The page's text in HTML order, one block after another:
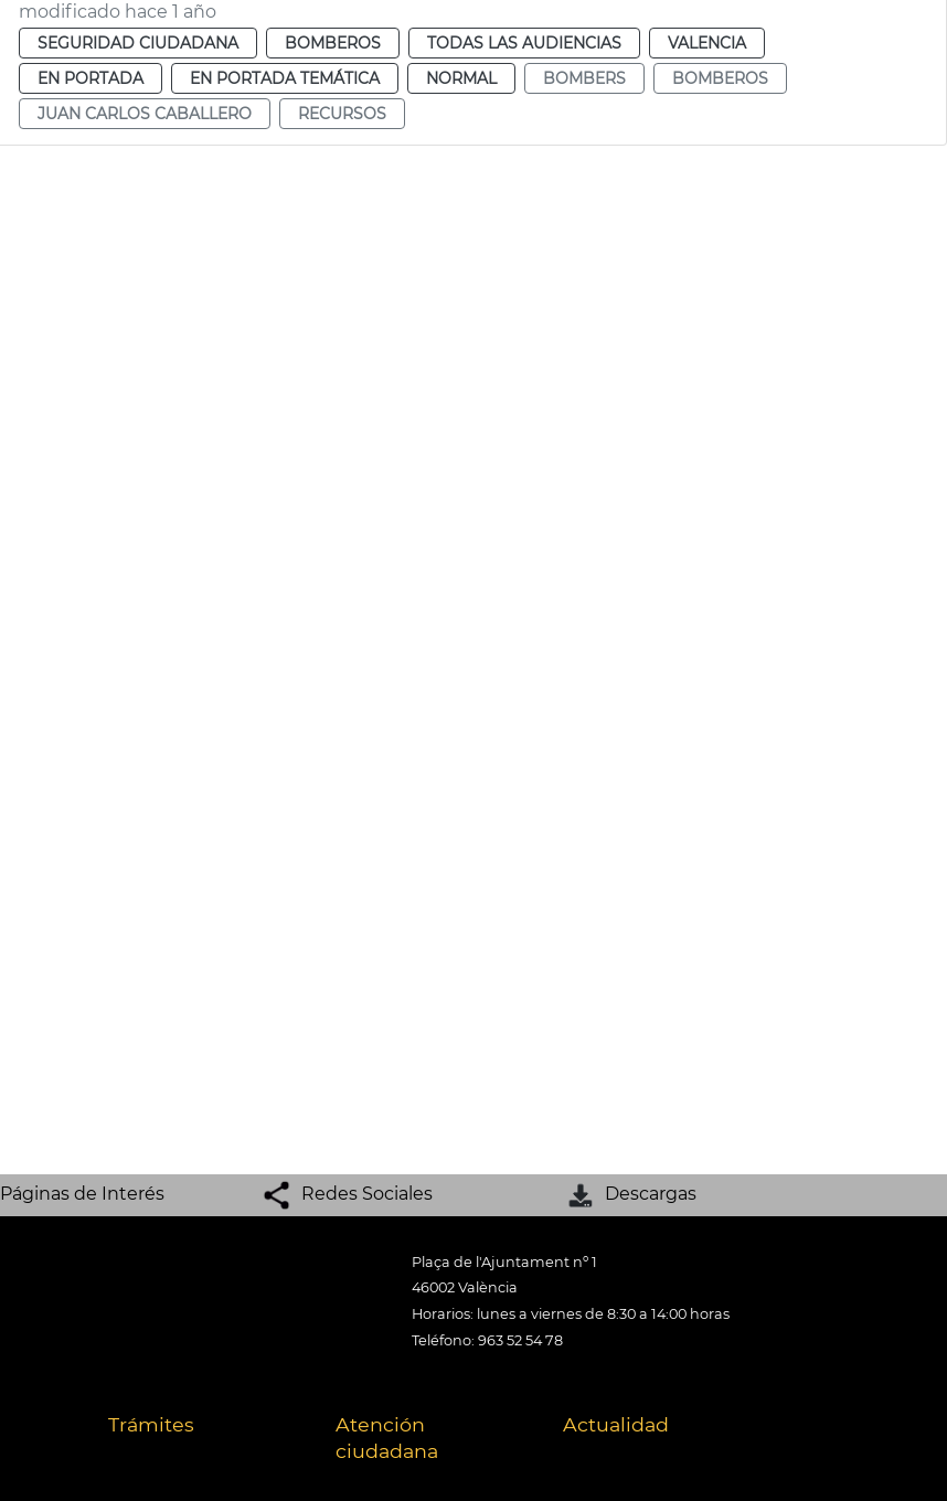
modificado hace 1 año
SEGURIDAD CIUDADANA BOMBEROS TODAS LAS AUDIENCIAS
VALENCIA
EN PORTADA
EN PORTADA TEMÁTICA NORMAL BOMBERS
BOMBEROS
JUAN CARLOS CABALLERO
RECURSOS
Páginas de Interés Redes Sociales Descargas
Plaça de l'Ajuntament nº 1
46002 València
Horarios: lunes a viernes de 8:30 a 14:00 horas
Teléfono: 963 52 54 78
Trámites
Atención
ciudadana
Actualidad